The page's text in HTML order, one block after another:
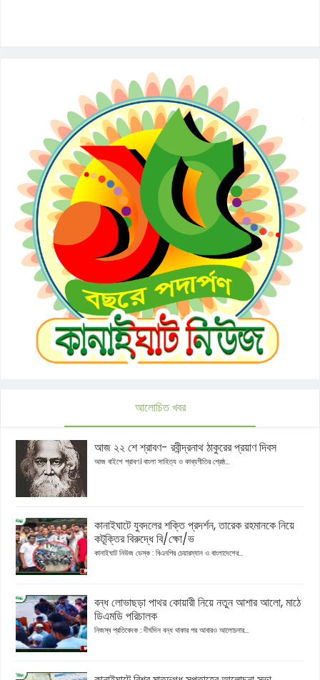
আলোচিত খবর
আজ ২২ শে শ্রাবণ- রবীন্দ্রনাথ ঠাকুরের প্রয়াণ দিবস
আজ বাইশে শ্রাবণ। বাংলা সাহিত্য ও কাব্যগীতির শ্রেষ্ঠ...
কানাইঘাটে যুবদলের শক্তি প্রদর্শন, তারেক রহমানকে নিয়ে
কটূক্তির বিরুদ্ধে বি/ক্ষো/ভ
কানাইঘাট নিউজ ডেস্ক : বিএনপির চেয়ারম্যান ও বাংলাদেশের...
বন্ধ লোভাছড়া পাথর কোয়ারী নিয়ে নতুন আশার আলো, মাঠে
ডিএমডি পরিচালক
নিজস্ব প্রতিবেদক : দীর্ঘদিন বন্ধ থাকার পর আবারও আলোচনার...